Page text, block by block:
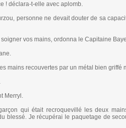
! déclara-t-elle avec aplomb.
personne ne devait douter de sa
vos mains, ordonna le Capitaine
mains recouvertes par un métal bien griffé
Merryl.
qui était recroquevillé les deux
blessé. Je récupérai le paquetage de